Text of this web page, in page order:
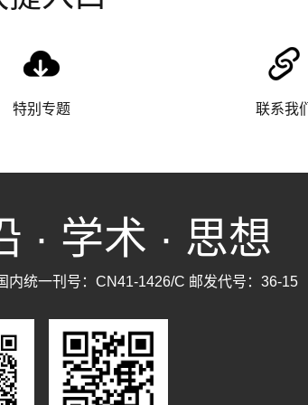
特别专题 联系我们
· 学术 · 思想
内统一刊号：CN41-1426/C 邮发代号：36-15